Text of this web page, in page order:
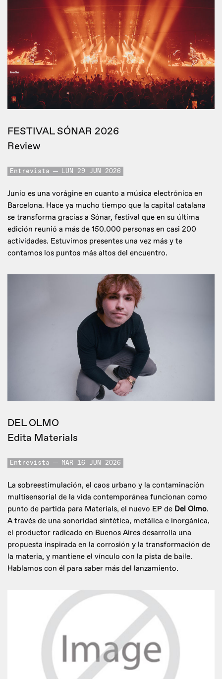
FESTIVAL SÓNAR 2026
Review
Entrevista LUN 29 JUN 2026
Junio es una vorágine en cuanto a música electrónica en
Barcelona. Hace ya mucho tiempo que la capital catalana
se transforma gracias a Sónar, festival que en su última
edición reunió a más de 150.000 personas en casi 200
actividades. Estuvimos presentes una vez más y te
contamos los puntos más altos del encuentro.
DEL OLMO
Edita Materials
Entrevista MAR 16 JUN 2026
La sobreestimulación, el caos urbano y la contaminación
multisensorial de la vida contemporánea funcionan como
punto de partida para Materials, el nuevo EP de Del Olmo.
A través de una sonoridad sintética, metálica e inorgánica,
el productor radicado en Buenos Aires desarrolla una
propuesta inspirada en la corrosión y la transformación de
la materia, y mantiene el vínculo con la pista de baile.
Hablamos con él para saber más del lanzamiento.